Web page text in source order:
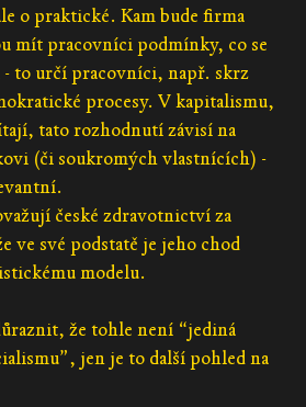
o praktické. Kam bude firma
mít pracovníci podmínky, co se
- to určí pracovníci, např. skrz
procesy. V kapitalismu,
tato rozhodnutí závisí na
(či soukromých vlastnících) -
české zdravotnictví za
ve své podstatě je jeho chod
modelu.
že tohle není “jediná
jen je to další pohled na